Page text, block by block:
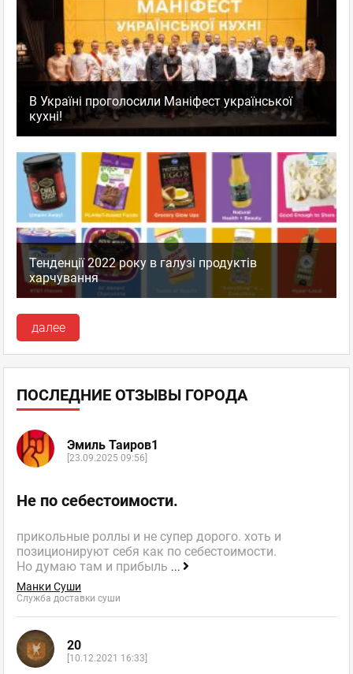
В Україні проголосили Маніфест української
кухні!
Тенденції 2022 року в галузі продуктів
харчування
далее
ПОСЛЕДНИЕ ОТЗЫВЫ ГОРОДА
Эмиль Таиров1
[23.09.2025 09:56]
Не по себестоимости.
прикольные роллы и не супер дорого. хоть и
позиционируют себя как по себестоимости.
Но думаю там и прибыль ...
Манки Суши
Служба доставки суши
20
[10.12.2021 16:33]